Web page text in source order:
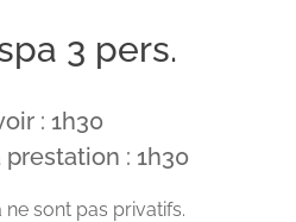
3 pers.
: 1h30
: 1h30
sont pas privatifs.